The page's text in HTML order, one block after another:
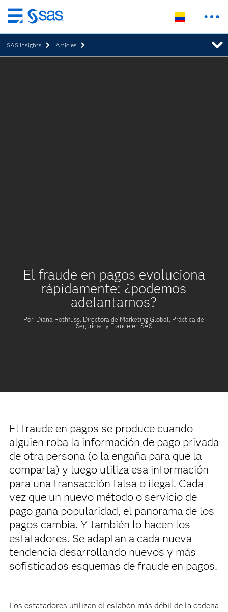
Ir
al
contenido
principal
SAS Insights Articles
El fraude en pagos evoluciona
rápidamente: ¿podemos
adelantarnos?
Por: Diana Rothfuss, Directora de Marketing Global, Práctica de
Seguridad y Fraude en SAS
El fraude en pagos se produce cuando
alguien roba la información de pago privada
de otra persona (o la engaña para que la
comparta) y luego utiliza esa información
para una transacción falsa o ilegal. Cada
vez que un nuevo método o servicio de
pago gana popularidad, el panorama de los
pagos cambia. Y también lo hacen los
estafadores. Se adaptan a cada nueva
tendencia desarrollando nuevos y más
sofisticados esquemas de fraude en pagos.
Los estafadores utilizan el eslabón más débil de la cadena